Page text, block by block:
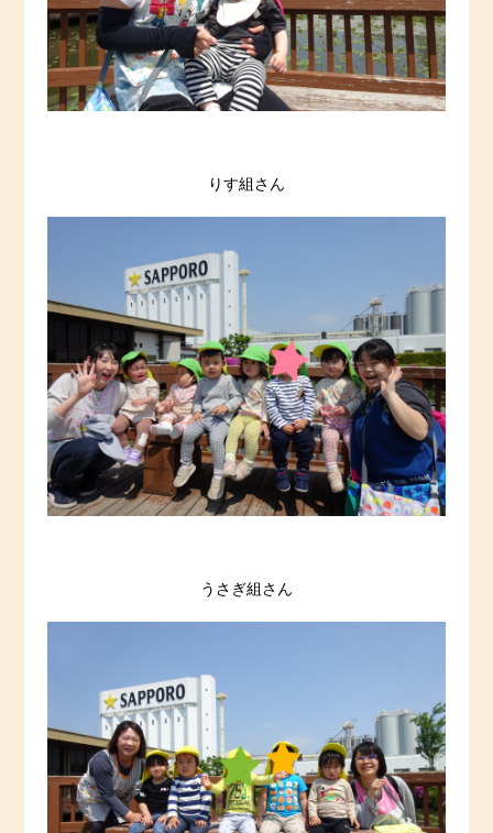
りす組さん
うさぎ組さん